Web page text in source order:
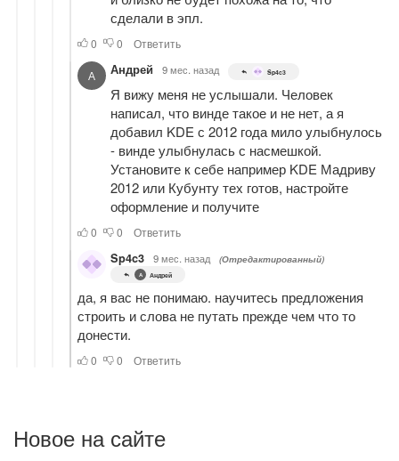
Новое на сайте